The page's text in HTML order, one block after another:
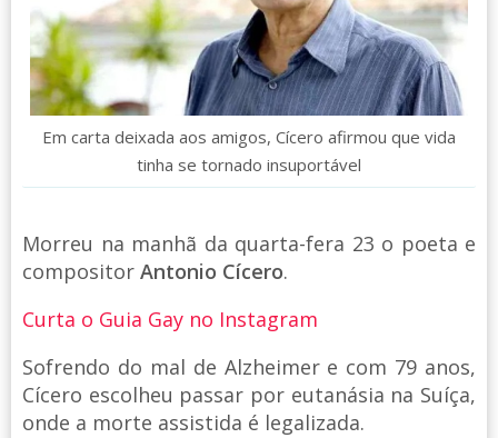
Em carta deixada aos amigos, Cícero afirmou que vida
tinha se tornado insuportável
Morreu na manhã da quarta-fera 23 o poeta e
compositor Antonio Cícero.
Curta o Guia Gay no Instagram
Sofrendo do mal de Alzheimer e com 79 anos,
Cícero escolheu passar por eutanásia na Suíça,
onde a morte assistida é legalizada.